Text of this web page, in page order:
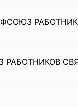
РАБОТНИКОВ